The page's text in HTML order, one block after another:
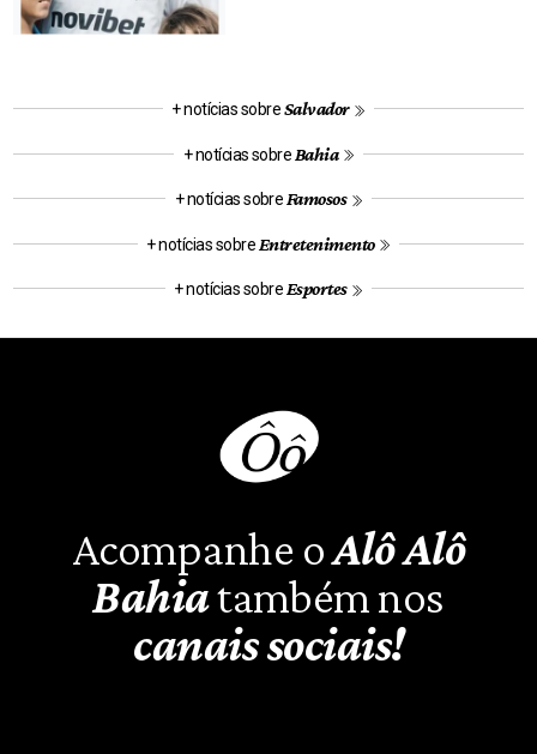
+ notícias sobreSalvador
+ notícias sobre Bahia
+ notícias sobreFamosos
+ notícias sobre Entretenimento
+ notícias sobreEsportes
Acompanhe oAlô Alô
Bahiatambém nos
canais sociais!